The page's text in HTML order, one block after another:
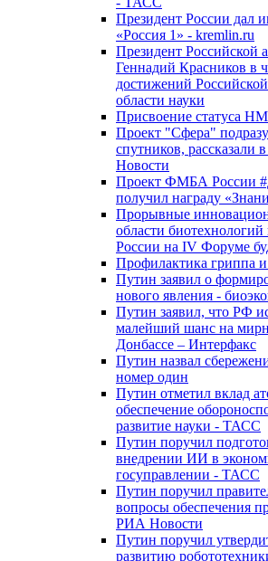
Президент России дал
«Россия 1» - kremlin.ru
Президент Российской
Геннадий Красников в
достижений
области науки
Присвоение статуса
Проект "Сфера"
спутников, рассказали
Новости
Проект ФМБА России
получил награду
Прорывные
области
России на IV Форуме
Профилактика гриппа
Путин заявил о
нового явления -
Путин заявил, что РФ
малейший шанс на
Донбассе – Интерфакс
Путин назвал
номер один
Путин отметил вклад
обеспечение
развитие науки - ТАСС
Путин поручил
внедрении ИИ в
госуправлении - ТАСС
Путин поручил
вопросы обеспечения
РИА Новости
Путин поручил
развитию